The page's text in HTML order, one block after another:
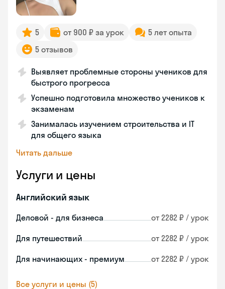
5 от 900 ₽ за урок
5 лет опыта
5 отзывов
Выявляет проблемные стороны учеников для
быстрого прогресса
Успешно подготовила множество учеников к
экзаменам
Занималась изучением строительства и IT
для общего языка
Читать дальше
Услуги и цены
Английский язык
Деловой - для бизнеса от 2282 ₽ / урок
Для путешествий от 2282 ₽ / урок
Для начинающих - премиум от 2282 ₽ / урок
Все услуги и цены (5)